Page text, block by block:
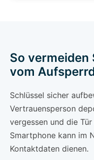
So vermeiden
vom
Schlüssel sicher
Vertrauensperson
vergessen und die
Smartphone kann im
Kontaktdaten dienen.